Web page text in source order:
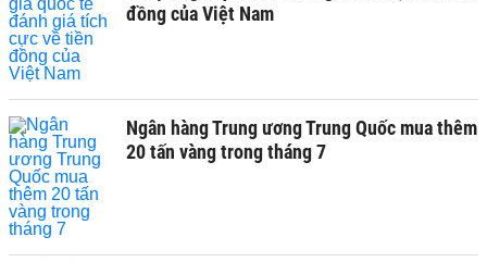
đồng của Việt Nam
Ngân hàng Trung ương Trung Quốc mua thêm
20 tấn vàng trong tháng 7